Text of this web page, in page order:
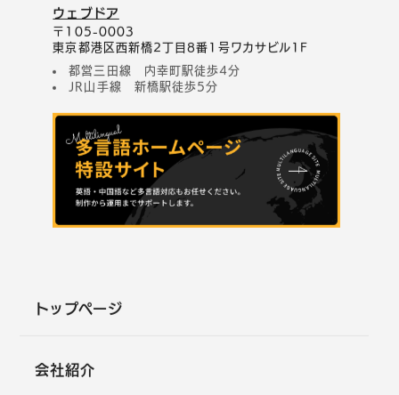
ウェブドア
〒105-0003
東京都港区西新橋2丁目8番1号ワカサビル1F
都営三田線 内幸町駅徒歩4分
JR山手線 新橋駅徒歩5分
トップページ
会社紹介